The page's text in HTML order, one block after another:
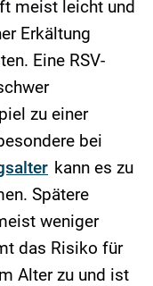
meist leicht und
Erkältung
Eine RSV-
zu einer
bei
kann es zu
Spätere
weniger
das Risiko für
Alter zu und ist